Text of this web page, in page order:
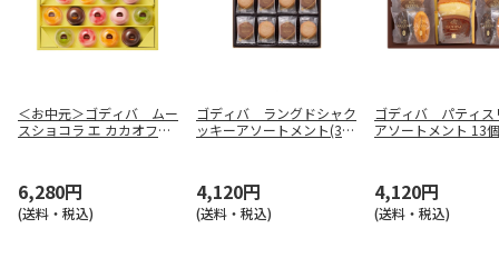
＜お中元＞ゴディバ ムー
スショコラ エ カカオフル
6,280円
(送料・税込)
ゴディバ ラングドシャク
ッキーアソートメント(30
4,120円
(送料・税込)
ゴディバ パティス
アソートメント 13
4,120円
(送料・税込)